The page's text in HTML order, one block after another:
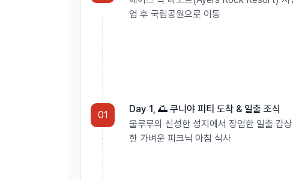
창밖으로만 슥 보는 겉핥기식 관광이 아닌, 울
루의
수 있는 단 하나의 특별한 여정을 절대 놓치지 마세
업 후 국립공원으로 이동
01
Day 1, 🌅 쿠니야 피티 도착 & 일출 조식
울루루의 신성한 성지에서 장엄한 일출 감
한 가벼운 피크닉 아침 식사